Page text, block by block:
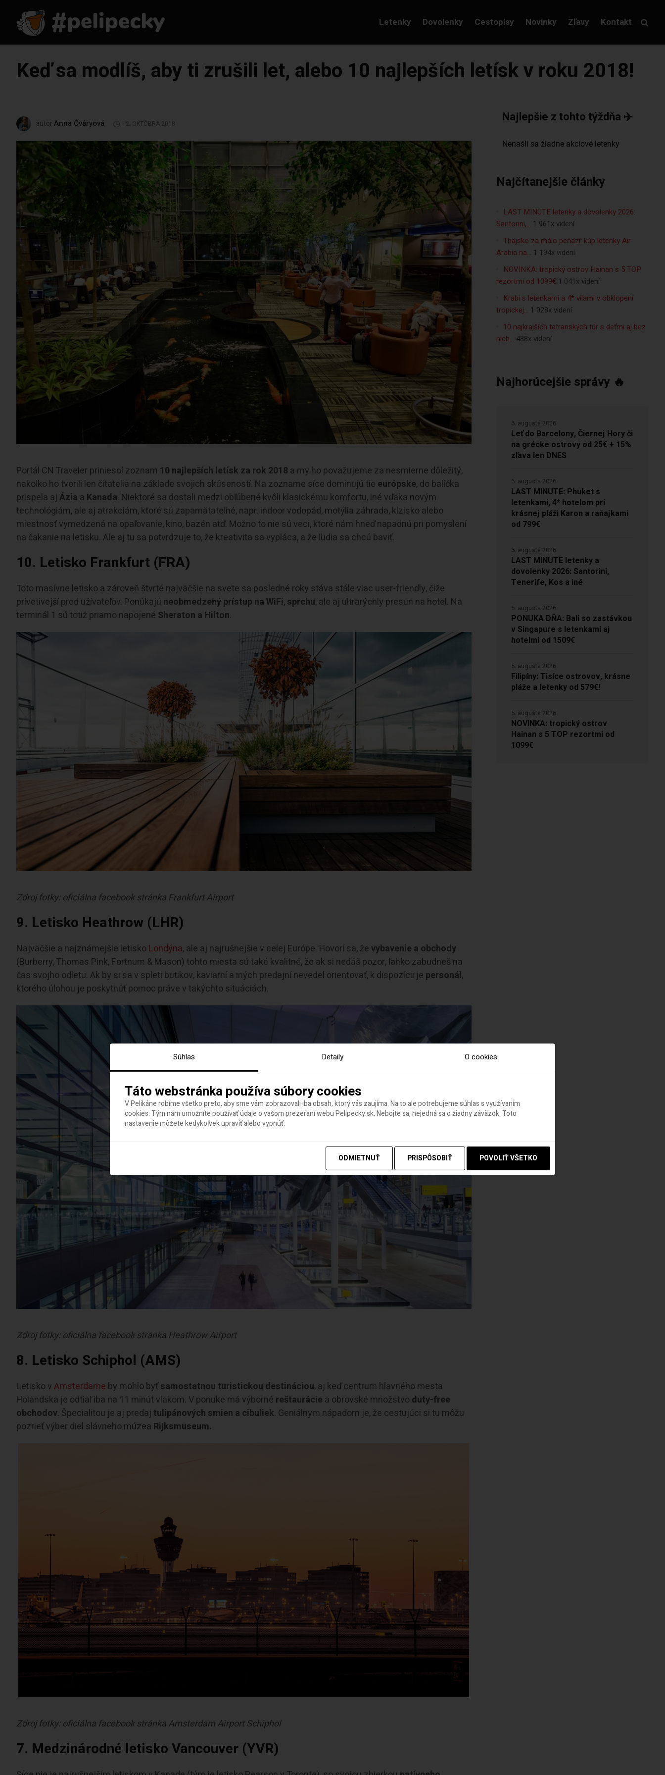
Letenky Dovolenky Cestopisy Novinky Zľavy Kontakt
Keď sa modlíš, aby ti zrušili let, alebo 10 najlepších letísk v roku 2018!
autorAnna Óváryová 12. OKTÓBRA 2018
Portál CN Traveler priniesol zoznam 10 najlepších letísk za rok 2018 a my ho považujeme za nesmierne dôležitý,
nakoľko ho tvorili len čitatelia na základe svojich skúseností. Na zozname síce dominujú tie európske, do balíčka
prispela ajÁzia a Kanada. Niektoré sa dostali medzi obľúbené kvôli klasickému komfortu, iné vďaka novým
technológiám, ale aj atrakciám, ktoré sú zapamätateľné, napr. indoor vodopád, motýlia záhrada, klzisko alebo
miestnosť vymedzená na opaľovanie, kino, bazén atď. Možno to nie sú veci, ktoré nám hneď napadnú pri pomyslení
na čakanie na letisku. Ale aj tu sa potvrdzuje to, že kreativita sa vypláca, a že ľudia sa chcú baviť.
10. Letisko Frankfurt (FRA)
Toto masívne letisko a zároveň štvrté najväčšie na svete sa posledné roky stáva stále viac user-friendly, čiže
prívetivejší pred užívateľov. Ponúkajú neobmedzený prístup na WiFi, sprchu, ale aj ultrarýchly presun na hotel. Na
terminál 1 sú totiž priamo napojené Sheraton a Hilton.
Zdroj fotky: oficiálna facebook stránka Frankfurt Airport
9. Letisko Heathrow (LHR)
Najväčšie a najznámejšie letisko Londýna, ale aj najrušnejšie v celej Európe. Hovorí sa, ževybavenie a obchody
(Burberry, Thomas Pink, Fortnum & Mason) tohto miesta sú také kvalitné, že ak si nedáš pozor, ľahko zabudneš na
čas svojho odletu. Ak by si sa v spleti butikov, kaviarní a iných predajní nevedel orientovať, k dispozícii je personál,
ktorého úlohou je poskytnúť pomoc práve v takýchto situáciách.
Zdroj fotky: oficiálna facebook stránka Heathrow Airport
8. Letisko Schiphol (AMS)
Letisko vAmsterdame by mohlo byťsamostatnou turistickou destináciou, aj keď centrum hlavného mesta
Holandska je odtiaľ iba na 11 minút vlakom. V ponuke má výborné reštaurácie a obrovské množstvo duty-free
obchodov. Špecialitou je aj predaj tulipánových smien a cibuliek. Geniálnym nápadom je, že cestujúci si tu môžu
pozrieť výber diel slávneho múzea Rijksmuseum.
Zdroj fotky: oficiálna facebook stránka Amsterdam Airport Schiphol
7. Medzinárodné letisko Vancouver (YVR)
Najlepšie z tohto týždňa ✈️
Najčítanejšie články
LAST MINUTE letenky a dovolenky 2026:
Santorini,… 1 961x videní
Thajsko za málo peňazí: kúp letenky Air
Arabia na… 1 194x videní
NOVINKA: tropický ostrov Hainan s 5 TOP
rezortmi od 1099€ 1 041x videní
Krabi s letenkami a 4* vilami v obklopení
tropickej… 1 028x videní
10 najkrajších tatranských túr s deťmi aj bez
nich… 438x videní
Najhorúcejšie správy 🔥
Leť do Barcelony, Čiernej Hory či
na grécke ostrovy od 25€ + 15%
zľava len DNES
6. augusta 2026
LAST MINUTE: Phuket s
letenkami, 4* hotelom pri
krásnej pláži Karon a raňajkami
od 799€
6. augusta 2026
LAST MINUTE letenky a
dovolenky 2026: Santorini,
Tenerife, Kos a iné
6. augusta 2026
PONUKA DŇA: Bali so zastávkou
v Singapure s letenkami aj
hotelmi od 1509€
5. augusta 2026
Filipíny: Tisíce ostrovov, krásne
pláže a letenky od 579€!
5. augusta 2026
NOVINKA: tropický ostrov
Hainan s 5 TOP rezortmi od
1099€
5. augusta 2026
Súhlas Detaily O cookies
Táto webstránka používa súbory cookies
V Pelikáne robíme všetko preto, aby sme vám zobrazovali iba obsah, ktorý vás zaujíma. Na to ale potrebujeme súhlas s využívaním
cookies. Tým nám umožníte používať údaje o vašom prezeraní webu Pelipecky.sk. Nebojte sa, nejedná sa o žiadny záväzok. Toto
nastavenie môžete kedykoľvek upraviť alebo vypnúť.
ODMIETNUŤ PRISPÔSOBIŤ POVOLIŤ VŠETKO